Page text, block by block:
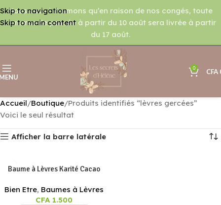
Skip to navigation
Skip to main content
Nous vous informons qu’en raison de nos congés, toute
commande passée à partir du 10 août sera livrée à partir
du 17 août.
0 CFA
Accueil Boutique Produits identifiés “lèvres gercées”
Voici le seul résultat
Afficher la barre latérale
Baume à Lèvres Karité Cacao
Bien Etre, Baumes à Lèvres
CFA1.500